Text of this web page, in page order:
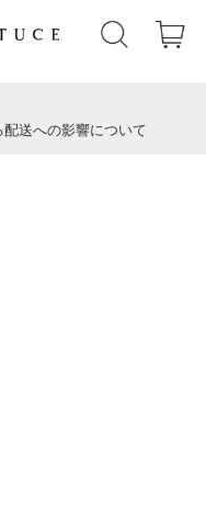
送への影響について